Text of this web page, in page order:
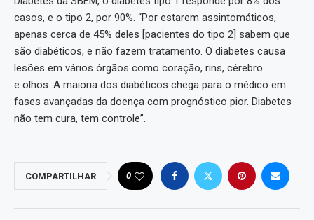
casos, e o tipo 2, por 90%. “Por estarem assintomáticos,
apenas cerca de 45% deles [pacientes do tipo 2] sabem que
são diabéticos, e não fazem tratamento. O diabetes causa
lesões em vários órgãos como coração, rins, cérebro
e olhos. A maioria dos diabéticos chega para o médico em
fases avançadas da doença com prognóstico pior. Diabetes
não tem cura, tem controle”.
COMPARTILHAR 0